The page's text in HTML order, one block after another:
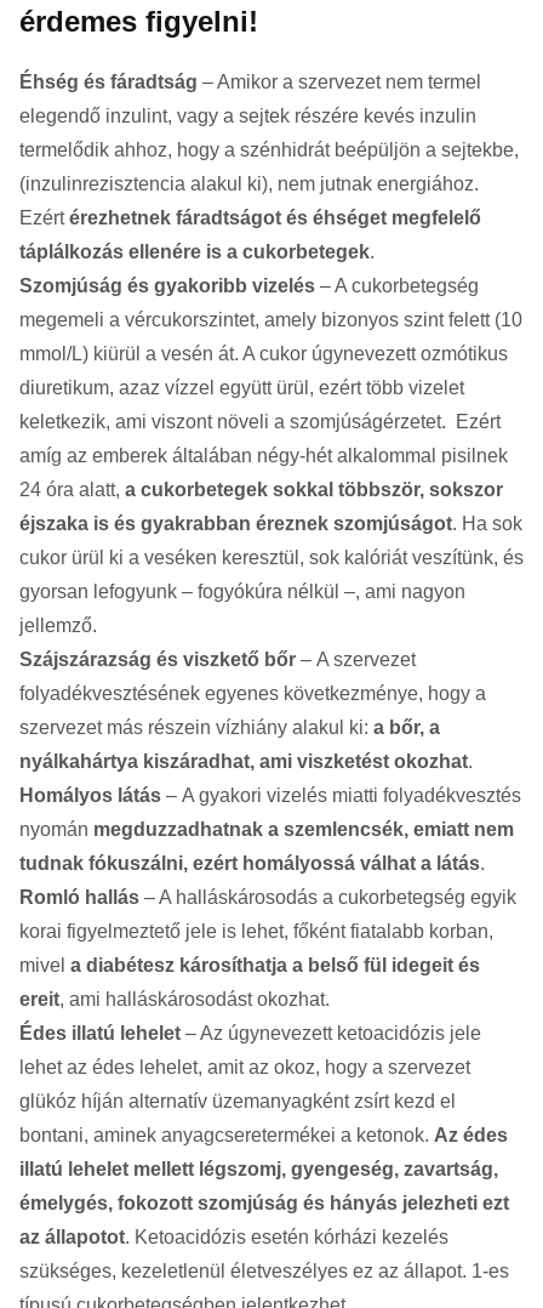
érdemes figyelni!
Éhség és fáradtság – Amikor a szervezet nem termel
elegendő inzulint, vagy a sejtek részére kevés inzulin
termelődik ahhoz, hogy a szénhidrát beépüljön a sejtekbe,
(inzulinrezisztencia alakul ki), nem jutnak energiához.
Ezértérezhetnek fáradtságot és éhséget megfelelő
táplálkozás ellenére is a cukorbetegek.
Szomjúság és gyakoribb vizelés – A cukorbetegség
megemeli a vércukorszintet, amely bizonyos szint felett (10
mmol/L) kiürül a vesén át. A cukor úgynevezett ozmótikus
diuretikum, azaz vízzel együtt ürül, ezért több vizelet
keletkezik, ami viszont növeli a szomjúságérzetet. Ezért
amíg az emberek általában négy-hét alkalommal pisilnek
24 óra alatt, a cukorbetegek sokkal többször, sokszor
éjszaka is és gyakrabban éreznek szomjúságot. Ha sok
cukor ürül ki a veséken keresztül, sok kalóriát veszítünk, és
gyorsan lefogyunk – fogyókúra nélkül –, ami nagyon
jellemző.
Szájszárazság és viszkető bőr – A szervezet
folyadékvesztésének egyenes következménye, hogy a
szervezet más részein vízhiány alakul ki: a bőr, a
nyálkahártya kiszáradhat, ami viszketést okozhat.
Homályos látás – A gyakori vizelés miatti folyadékvesztés
nyomán megduzzadhatnak a szemlencsék, emiatt nem
tudnak fókuszálni, ezért homályossá válhat a látás.
Romló hallás – A halláskárosodás a cukorbetegség egyik
korai figyelmeztető jele is lehet, főként fiatalabb korban,
mivel a diabétesz károsíthatja a belső fül idegeit és
ereit, ami halláskárosodást okozhat.
Édes illatú lehelet – Az úgynevezett ketoacidózis jele
lehet az édes lehelet, amit az okoz, hogy a szervezet
glükóz híján alternatív üzemanyagként zsírt kezd el
bontani, aminek anyagcseretermékei a ketonok. Az édes
illatú lehelet mellett légszomj, gyengeség, zavartság,
émelygés, fokozott szomjúság és hányás jelezheti ezt
az állapotot. Ketoacidózis esetén kórházi kezelés
szükséges, kezeletlenül életveszélyes ez az állapot. 1-es